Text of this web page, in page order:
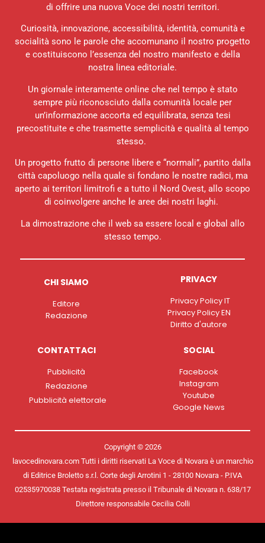
di offrire una nuova Voce dei nostri territori.
Curiosità, innovazione, accessibilità, identità, comunità e
socialità sono le parole che accomunano il nostro progetto
e costituiscono l’essenza del nostro manifesto e della
nostra linea editoriale.
Un giornale interamente online che nel tempo è stato
sempre più riconosciuto dalla comunità locale per
un’informazione accorta ed equilibrata, senza tesi
precostituite e che trasmette semplicità e qualità al tempo
stesso.
Un progetto frutto di persone libere e “normali”, partito dalla
città capoluogo nella quale si fondano le nostre radici, ma
aperto ai territori limitrofi e a tutto il Nord Ovest, allo scopo
di coinvolgere anche le aree dei nostri laghi.
La dimostrazione che il web sa essere local e global allo
stesso tempo.
CHI SIAMO
Editore
Redazione
PRIVACY
Privacy Policy IT
Privacy Policy EN
Diritto d'autore
CONTATTACI
Pubblicità
Redazione
Pubblicità elettorale
SOCIAL
Facebook
Instagram
Youtube
Google News
Copyright © 2026
lavocedinovara.com Tutti i diritti riservati La Voce di Novara è un marchio
di Editrice Broletto s.r.l. Corte degli Arrotini 1 - 28100 Novara - P.IVA
02535970038 Testata registrata presso il Tribunale di Novara n. 638/17
Direttore responsabile Cecilia Colli